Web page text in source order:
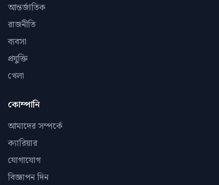
আন্তর্জাতিক
রাজনীতি
ব্যবসা
প্রযুক্তি
খেলা
কোম্পানি
আমাদের সম্পর্কে
ক্যারিয়ার
যোগাযোগ
বিজ্ঞাপন দিন